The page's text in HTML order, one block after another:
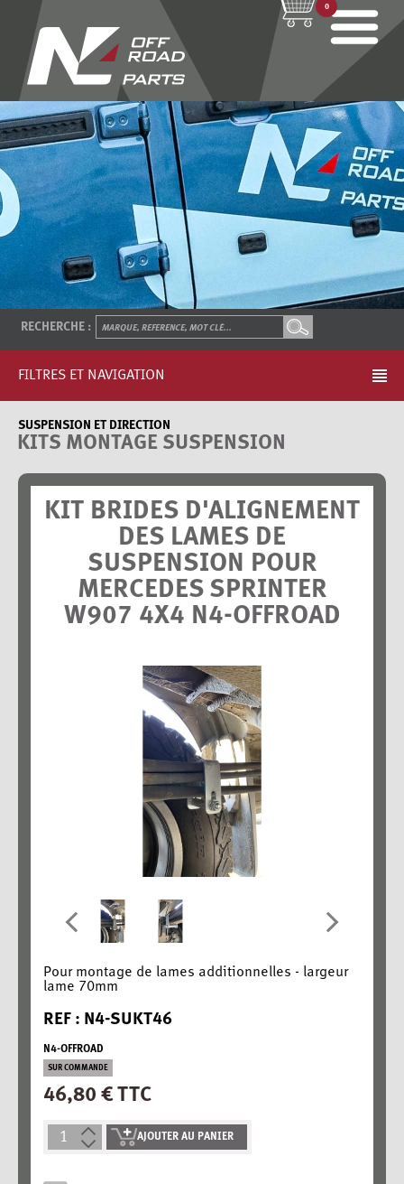
0
RECHERCHE :
FILTRES ET NAVIGATION
SUSPENSION ET DIRECTION
KITS MONTAGE SUSPENSION
KIT BRIDES D'ALIGNEMENT
DES LAMES DE
SUSPENSION POUR
MERCEDES SPRINTER
W907 4X4 N4-OFFROAD
Pour montage de lames additionnelles - largeur
lame 70mm
REF : N4-SUKT46
N4-OFFROAD
SUR COMMANDE
46,80 € TTC
AJOUTER AU PANIER